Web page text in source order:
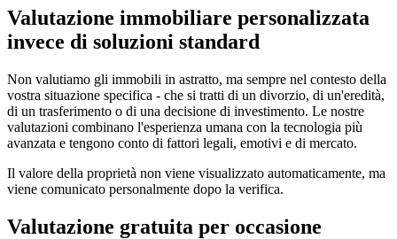
Valutazione immobiliare personalizzata
invece di soluzioni standard
Non valutiamo gli immobili in astratto, ma sempre nel contesto della
vostra situazione specifica - che si tratti di un divorzio, di un'eredità,
di un trasferimento o di una decisione di investimento. Le nostre
valutazioni combinano l'esperienza umana con la tecnologia più
avanzata e tengono conto di fattori legali, emotivi e di mercato.
Il valore della proprietà non viene visualizzato automaticamente, ma
viene comunicato personalmente dopo la verifica.
Valutazione gratuita per occasione